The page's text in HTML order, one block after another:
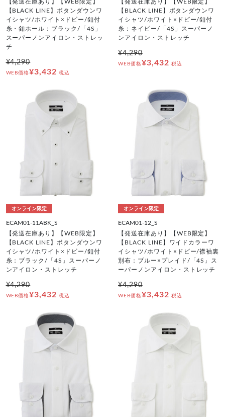
【発送在庫あり】【WEB限定】
【BLACK LINE】ボタンダウンワ
イシャツ/ホワイト×ドビー/釦付
糸・釦ホール：ブラック/「4S」
スーパーノンアイロン・ストレッ
チ
¥4,290
WEB価格¥3,432 税込
【発送在庫あり】【WEB限定】
【BLACK LINE】ボタンダウンワ
イシャツ/ホワイト×ドビー/釦付
糸：ネイビー/「4S」スーパーノ
ンアイロン・ストレッチ
¥4,290
WEB価格¥3,432 税込
オンライン限定
ECAM01-11ABK_S
【発送在庫あり】【WEB限定】
【BLACK LINE】ボタンダウンワ
イシャツ/ホワイト×ドビー/釦付
糸：ブラック/「4S」スーパーノ
ンアイロン・ストレッチ
¥4,290
WEB価格¥3,432 税込
オンライン限定
ECAM01-12_S
【発送在庫あり】【WEB限定】
【BLACK LINE】ワイドカラーワ
イシャツ/ホワイト×ドビー/襟袖裏
別布：ブルー×プレイド/「4S」ス
ーパーノンアイロン・ストレッチ
¥4,290
WEB価格¥3,432 税込